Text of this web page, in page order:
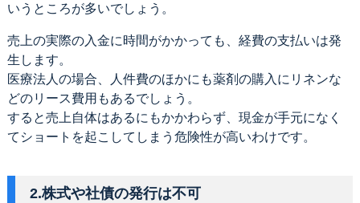
いうところが多いでしょう。
売上の実際の入金に時間がかかっても、経費の支払いは発
生します。
医療法人の場合、人件費のほかにも薬剤の購入にリネンな
どのリース費用もあるでしょう。
すると売上自体はあるにもかかわらず、現金が手元になく
てショートを起こしてしまう危険性が高いわけです。
2.株式や社債の発行は不可